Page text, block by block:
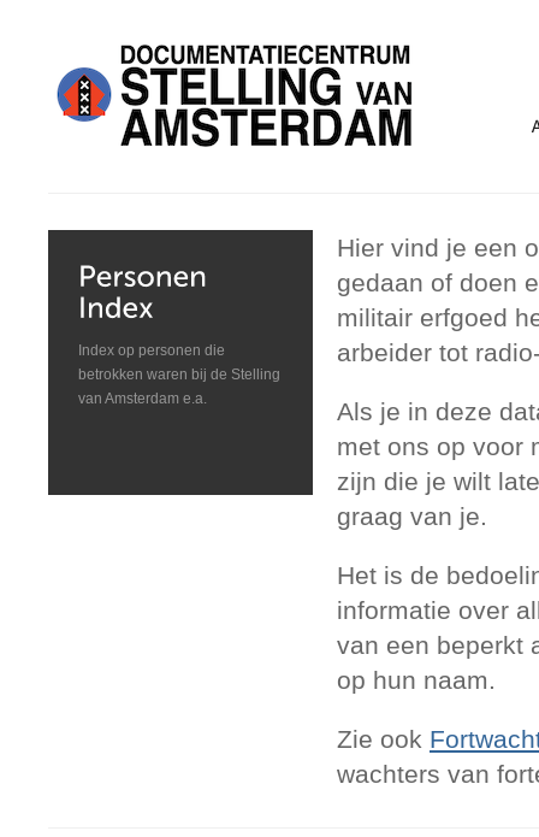
Index op personen die
betrokken waren bij de Stelling
van Amsterdam e.a.
Hier vind je een
gedaan of doen
militair erfgoed
arbeider tot
Als je in deze
met ons op voor
zijn die je wilt
graag van je.
Het is de
informatie over
van een beperkt
op hun naam.
Zie ook
wachters van